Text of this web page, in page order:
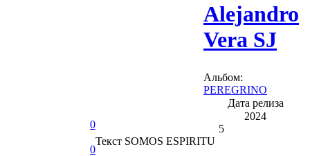
0
0
Alejandro
Vera SJ
Альбом:
PEREGRINO
Дата релиза
2024
5
ТекстSOMOS ESPIRITU